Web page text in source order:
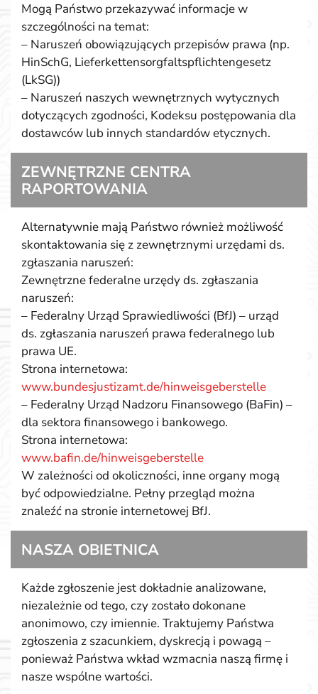
Mogą Państwo przekazywać informacje w
szczególności na temat:
– Naruszeń obowiązujących przepisów prawa (np.
HinSchG, Lieferkettensorgfaltspflichtengesetz
(LkSG))
– Naruszeń naszych wewnętrznych wytycznych
dotyczących zgodności, Kodeksu postępowania dla
dostawców lub innych standardów etycznych.
ZEWNĘTRZNE CENTRA
RAPORTOWANIA
Alternatywnie mają Państwo również możliwość
skontaktowania się z zewnętrznymi urzędami ds.
zgłaszania naruszeń:
Zewnętrzne federalne urzędy ds. zgłaszania
naruszeń:
– Federalny Urząd Sprawiedliwości (BfJ) – urząd
ds. zgłaszania naruszeń prawa federalnego lub
prawa UE.
Strona internetowa:
www.bundesjustizamt.de/hinweisgeberstelle
– Federalny Urząd Nadzoru Finansowego (BaFin) –
dla sektora finansowego i bankowego.
Strona internetowa:
www.bafin.de/hinweisgeberstelle
W zależności od okoliczności, inne organy mogą
być odpowiedzialne. Pełny przegląd można
znaleźć na stronie internetowej BfJ.
NASZA OBIETNICA
Każde zgłoszenie jest dokładnie analizowane,
niezależnie od tego, czy zostało dokonane
anonimowo, czy imiennie. Traktujemy Państwa
zgłoszenia z szacunkiem, dyskrecją i powagą –
ponieważ Państwa wkład wzmacnia naszą firmę i
nasze wspólne wartości.